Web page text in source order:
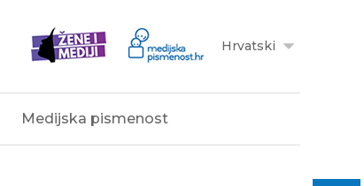
Hrvatski
Medijska pismenost